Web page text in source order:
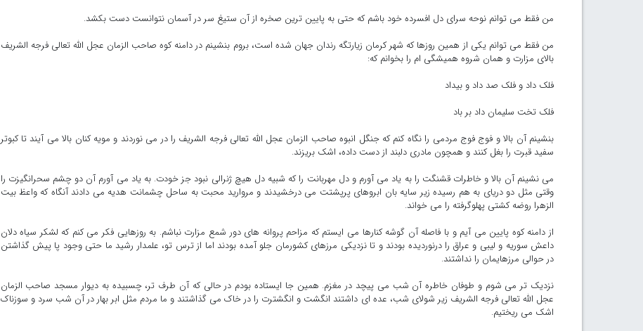
من فقط می توانم نوحه سرای دل افسرده خود باشم که حتی به پایین ترین صخره از آن ستیغ سر در آسمان نتوانست دست بکشد.
من فقط می توانم یکی از همین روزها که شهر کرمان زیارتگه رندان جهان شده است، بروم بنشینم در دامنه کوه صاحب الزمان عجل الله تعالی فرجه الشریف
بالای مزارت و همان شروه همیشگی ام را بخوانم که:
فلک داد و فلک صد داد و بیداد
فلک تخت سلیمان داد بر باد
بنشینم آن بالا و فوج فوج مردمی را نگاه کنم که جنگل انبوه صاحب الزمان عجل الله تعالی فرجه الشریف را در می نوردند و مویه کنان بالا می آیند تا کبوتر
سفید قبرت را بغل کنند و همچون مادری دلبند از دست داده، اشک بریزند.
می نشینم آن بالا و خاطرات قشنگت را به یاد می آورم و دل مهربانت را که شبیه دل هیچ ژنرالی نبود جز خودت. به یاد می آورم آن دو چشم سحرانگیزت را
وقتی مثل دو دریای به هم رسیده زیر سایه بان ابروهای پرپشتت می درخشیدند و مروارید محبت به ساحل چشمانت هدیه می دادند آنگاه که واعظ بیت
الزهرا روضه کشتی پهلوگرفته را می خواند.
از دامنه کوه پایین می آیم و با فاصله آن گوشه کنارها می ایستم که مزاحم پروانه های دور شمع مزارت نباشم. به روزهایی فکر می کنم که لشکر سیاه دلان
داعش سوریه و لیبی و عراق را درنوردیده بودند و تا نزدیکی مرزهای کشورمان جلو آمده بودند اما از ترس تو، علمدار رشید ما حتی وجود پا پیش گذاشتن
در حوالی مرزهایمان را نداشتند.
نزدیک تر می شوم و طوفان خاطره آن شب می پیچد در مغزم. همین جا ایستاده بودم در حالی که آن طرف تر، چسبیده به دیوار مسجد صاحب الزمان
عجل الله تعالی فرجه الشریف زیر شولای شب، عده ای داشتند انگشت و انگشترت را در خاک می گذاشتند و ما مردم مثل ابر بهار در آن شب سرد و سوزناک
اشک می ریختیم.